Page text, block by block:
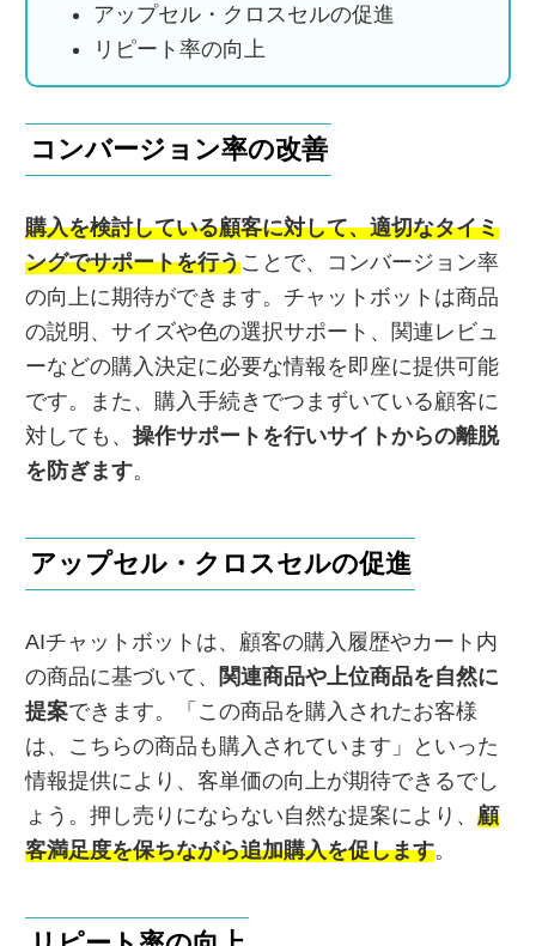
アップセル・クロスセルの促進
リピート率の向上
コンバージョン率の改善
購入を検討している顧客に対して、適切なタイミ
ングでサポートを行うことで、コンバージョン率
の向上に期待ができます。チャットボットは商品
の説明、サイズや色の選択サポート、関連レビュ
ーなどの購入決定に必要な情報を即座に提供可能
です。また、購入手続きでつまずいている顧客に
対しても、 操作サポートを行いサイトからの離脱
を防ぎます。
アップセル・クロスセルの促進
AIチャットボットは、顧客の購入履歴やカート内
の商品に基づいて、 関連商品や上位商品を自然に
提案できます。「この商品を購入されたお客様
は、こちらの商品も購入されています」といった
情報提供により、客単価の向上が期待できるでし
ょう。押し売りにならない自然な提案により、 顧
客満足度を保ちながら追加購入を促します。